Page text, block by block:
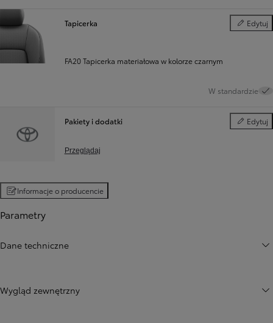
Tapicerka Edytuj
Tapicerka
FA20 Tapicerka materiałowa w kolorze czarnym
W standardzie
Pakiety i dodatki Edytuj
Pakiety i
Przeglądaj
Informacje o producencie
Parametry
Dane techniczne
Wygląd zewnętrzny